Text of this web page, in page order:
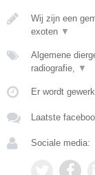
Wij zijn een
exoten ▼
Algemene
radiografie, ▼
Er wordt
Laatste
Sociale media: